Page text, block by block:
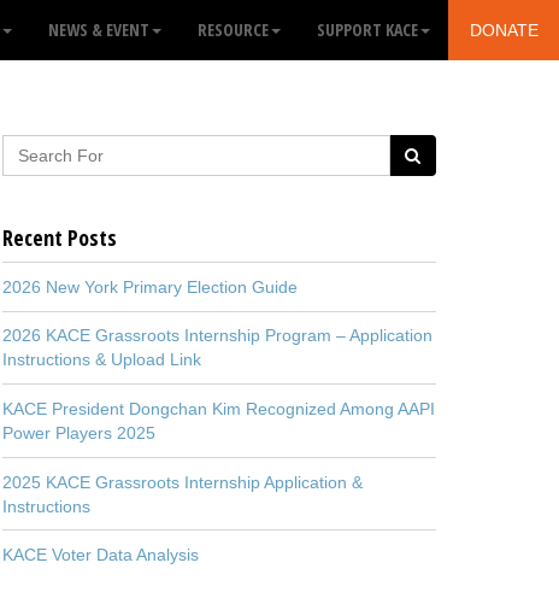
NEWS & EVENT RESOURCE SUPPORT KACE DONATE
Recent Posts
2026 New York Primary Election Guide
2026 KACE Grassroots Internship Program – Application
Instructions & Upload Link
KACE President Dongchan Kim Recognized Among AAPI
Power Players 2025
2025 KACE Grassroots Internship Application &
Instructions
KACE Voter Data Analysis